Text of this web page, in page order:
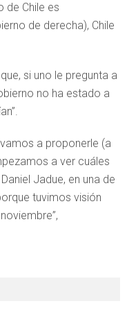
de Chile es
de derecha), Chile
si uno le pregunta a
no ha estado a
a proponerle (a
a ver cuáles
Jadue, en una de
tuvimos visión